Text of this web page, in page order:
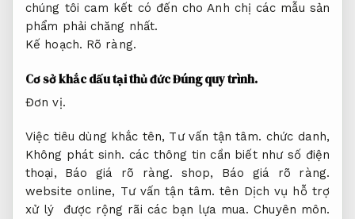
chúng tôi cam kết có đến cho Anh chị các mẫu sản
phẩm phải chăng nhất.
Kế hoạch. Rõ ràng.
Cơ sở khắc dấu tại thủ đứcĐúng quy trình.
Đơn vị.
Việc tiêu dùng khắc tên, Tư vấn tận tâm. chức danh,
Không phát sinh. các thông tin cần biết như số điện
thoại, Báo giá rõ ràng. shop, Báo giá rõ ràng.
website online, Tư vấn tận tâm. tên Dịch vụ hỗ trợ
xử lý được rộng rãi các bạn lựa mua.Chuyên môn.